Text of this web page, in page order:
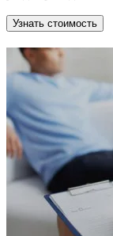
Узнать стоимость